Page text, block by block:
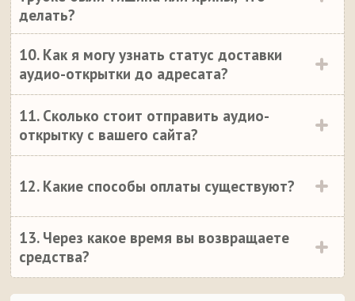
делать?
10. Как я могу узнать статус доставки
аудио-открытки до адресата?
11. Сколько стоит отправить аудио-
открытку с вашего сайта?
12. Какие способы оплаты существуют?
13. Через какое время вы возвращаете
средства?